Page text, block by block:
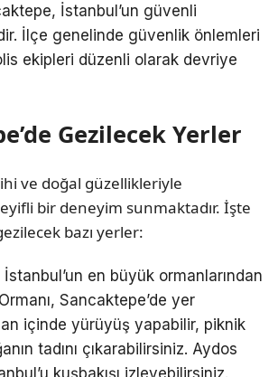
İstanbul’un güvenli
İlçe genelinde güvenlik önlemleri
ekipleri düzenli olarak devriye
Gezilecek Yerler
ve doğal güzellikleriyle
bir deneyim sunmaktadır. İşte
bazı yerler:
İstanbul’un en büyük ormanlarından
Sancaktepe’de yer
içinde yürüyüş yapabilir, piknik
tadını çıkarabilirsiniz. Aydos